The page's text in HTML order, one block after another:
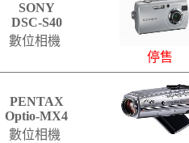
SONY
DSC-S40
數位相機
停售
PENTAX
Optio-MX4
數位相機